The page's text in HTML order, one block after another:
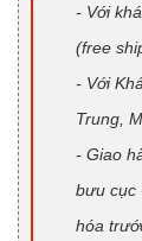
- Với
(free
- Với
Trung,
- Giao
bưu cục
hóa